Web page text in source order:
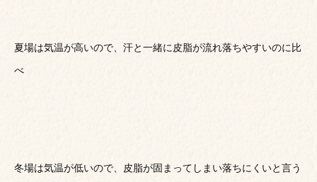
夏場は気温が高いので、汗と一緒に皮脂が流れ落ちやすいのに比
べ
冬場は気温が低いので、皮脂が固まってしまい落ちにくいと言う